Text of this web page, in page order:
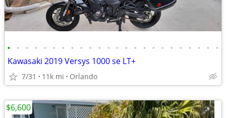
• • • • • • • • • • • • • • • • • • • • • • • •
Kawasaki 2019 Versys 1000 se LT+
7/31 11k mi Orlando
$6,600